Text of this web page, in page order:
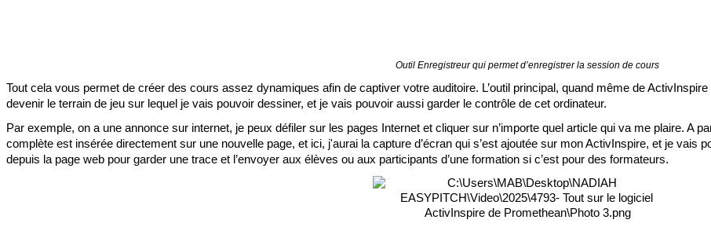
Outil Enregistreur qui permet d’enregistrer la session de cours
Tout cela vous permet de créer des cours assez dynamiques afin de captiver votre auditoire. L’outil principal, quand même de ActivInspire
devenir le terrain de jeu sur lequel je vais pouvoir dessiner, et je vais pouvoir aussi garder le contrôle de cet ordinateur.
Par exemple, on a une annonce sur internet, je peux défiler sur les pages Internet et cliquer sur n’importe quel article qui va me plaire. A
complète est insérée directement sur une nouvelle page, et ici, j'aurai la capture d’écran qui s’est ajoutée sur mon ActivInspire, et je vais
depuis la page web pour garder une trace et l’envoyer aux élèves ou aux participants d’une formation si c’est pour des formateurs.